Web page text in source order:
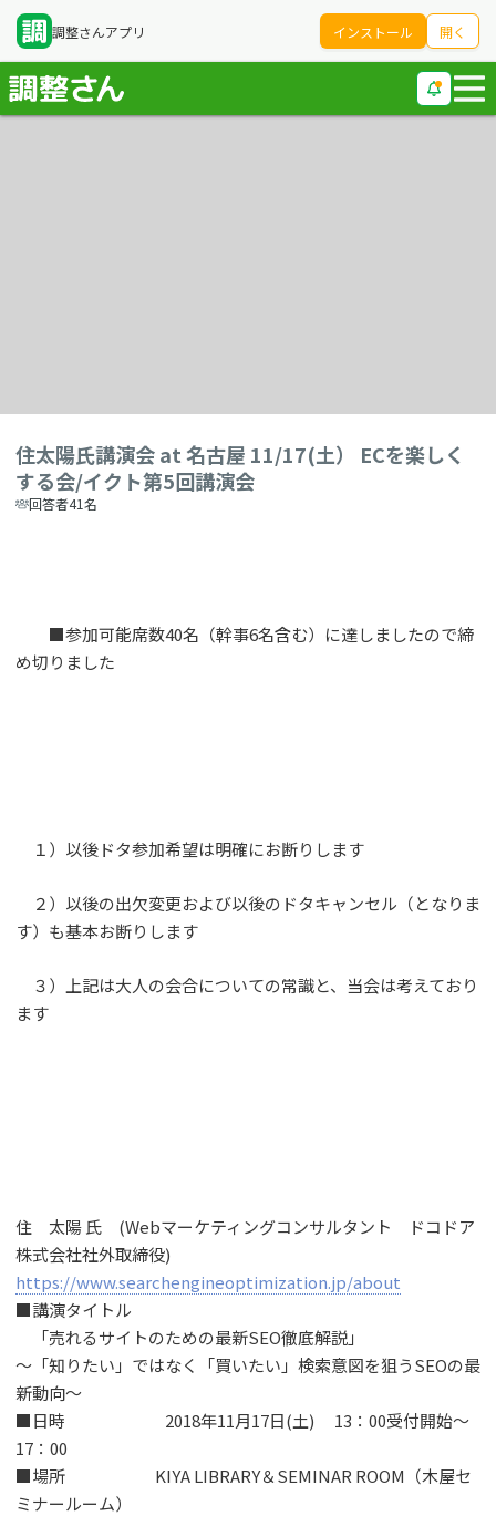
調整さんアプリ インストール 開く
住太陽氏講演会 at 名古屋 11/17(土） ECを楽しく
する会/イクト第5回講演会
回答者41名
■参加可能席数40名（幹事6名含む）に達しましたので締
め切りました
１）以後ドタ参加希望は明確にお断りします
２）以後の出欠変更および以後のドタキャンセル（となりま
す）も基本お断りします
３）上記は大人の会合についての常識と、当会は考えており
ます
住 太陽 氏 (Webマーケティングコンサルタント ドコドア
株式会社社外取締役)
https://www.searchengineoptimization.jp/about
■講演タイトル
「売れるサイトのための最新SEO徹底解説」
〜「知りたい」ではなく「買いたい」検索意図を狙うSEOの最
新動向〜
■日時 2018年11月17日(土) 13：00受付開始〜
17：00
■場所 KIYA LIBRARY＆SEMINAR ROOM（木屋セ
ミナールーム）